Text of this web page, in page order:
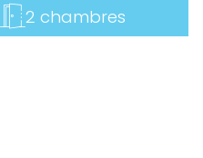
2 chambres